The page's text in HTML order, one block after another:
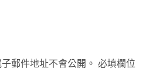
郵件地址不會公開。 必填欄位